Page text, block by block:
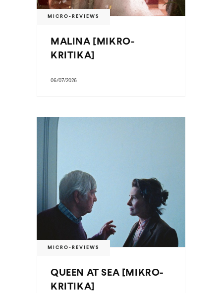
MICRO-REVIEWS
MALINA [MIKRO-
KRITIKA]
06/07/2026
MICRO-REVIEWS
QUEEN AT SEA [MIKRO-
KRITIKA]